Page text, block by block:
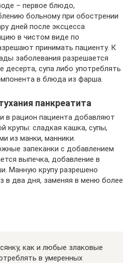
– первое блюдо,
больному при обострении
дней после эксцесса
в чистом виде по
принимать пациенту. К
заболевания разрешается
десерта, супа либо употреблять
в блюда из фарша.
панкреатита
в рацион пациента добавляют
крупы: сладкая кашка, супы,
из манки, манники.
запеканки с добавлением
выпечка, добавление в
Манную крупу разрешено
в два дня, заменяя в меню более
как и любые злаковые
в умеренных